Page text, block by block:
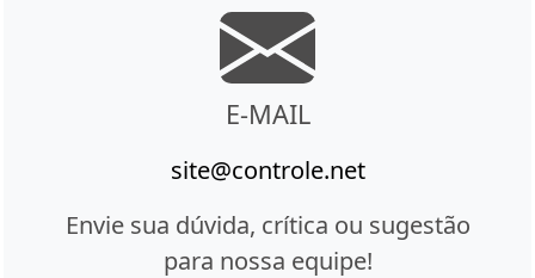
E-MAIL
site@controle.net
Envie sua dúvida, crítica ou sugestão
para nossa equipe!